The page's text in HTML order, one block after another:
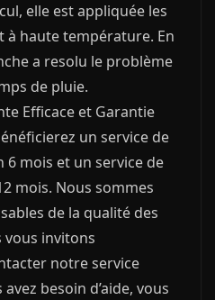
elle est appliquée les
à haute température. En
a resolu le problème
de pluie.
Efficace et Garantie
un service de
mois et un service de
mois. Nous sommes
de la qualité des
invitons
notre service
besoin d’aide, vous